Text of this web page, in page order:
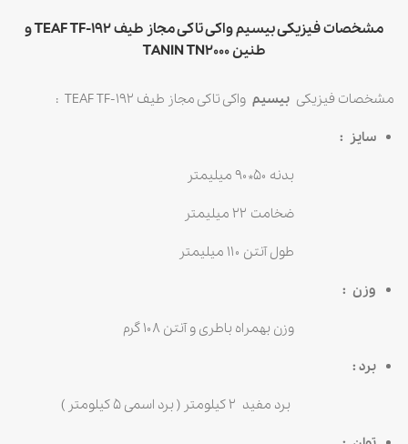
مشخصات فیزیکی بیسیم واکی تاکی مجاز طیف TEAF TF-192 و
طنین TANIN TN2000
مشخصات فیزیکی بیسیم واکی تاکی مجاز طیف TEAF TF-192 :
سایز :
بدنه ۵۰*۹۰ میلیمتر
ضخامت ۲۲ میلیمتر
طول آنتن ۱۱۰ میلیمتر
وزن :
وزن بهمراه باطری و آنتن ۱۰۸ گرم
برد :
برد مفید ۲ کیلومتر ( برد اسمی ۵ کیلومتر )